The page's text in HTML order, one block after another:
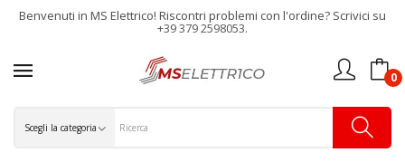
Benvenuti in MS Elettrico! Riscontri problemi con l'ordine? Scrivici su
+39 379 2598053.
0